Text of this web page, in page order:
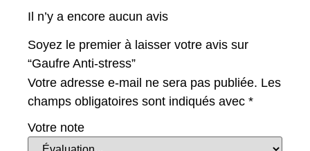
Il n’y a encore aucun avis
Soyez le premier à laisser votre avis sur
“Gaufre Anti-stress”
Votre adresse e-mail ne sera pas publiée. Les
champs obligatoires sont indiqués avec *
Votre note